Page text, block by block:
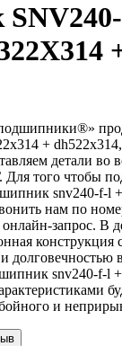
+
детали во
того чтобы
snv240-f-l
нам по
запрос. В
конструкция
и
snv240-f-l
и
отзыв